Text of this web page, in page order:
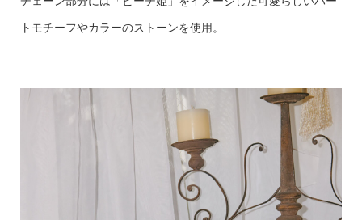
トモチーフやカラーのストーンを使用。